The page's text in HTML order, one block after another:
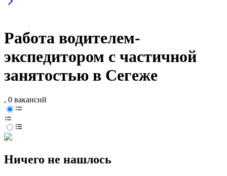
Работа водителем-
экспедитором с частичной
занятостью в Сегеже
, 0 вакансий
Ничего не нашлось